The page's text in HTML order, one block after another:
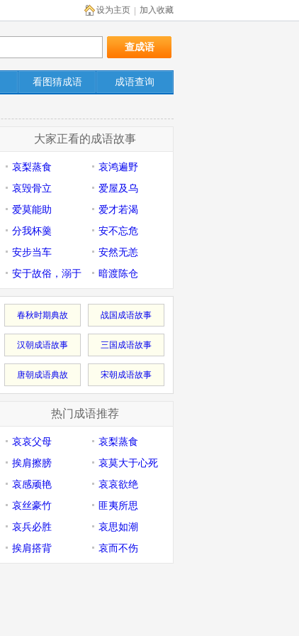
加入收藏
设为主页
看图猜成语 成语查询
大家正看的成语故事
哀梨蒸食
哀鸿遍野
哀毁骨立
爱屋及乌
爱莫能助
爱才若渴
分我杯羹
安不忘危
安步当车
安然无恙
安于故俗，溺于
旧闻
暗渡陈仓
春秋时期典故 战国成语故事
汉朝成语故事 三国成语故事
唐朝成语典故 宋朝成语故事
热门成语推荐
哀哀父母
哀梨蒸食
挨肩擦膀
哀莫大于心死
哀感顽艳
哀哀欲绝
哀丝豪竹
匪夷所思
哀兵必胜
哀思如潮
挨肩搭背
哀而不伤